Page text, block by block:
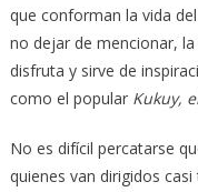
que conforman la vida
no dejar de mencionar,
disfruta y sirve de
como el popularKukuy,
No es difícil percatarse
quienes van dirigidos